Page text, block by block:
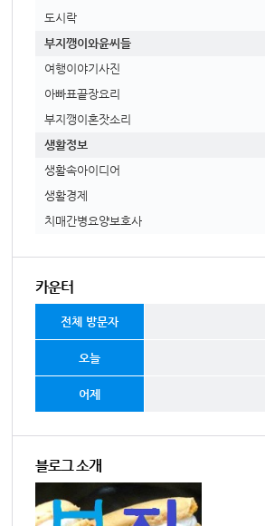
도시락
부지깽이와윤씨들
여행이야기사진
아빠표끝장요리
부지깽이혼잣소리
생활정보
생활속아이디어
생활경제
치매간병요양보호사
카운터
전체 방문자
오늘
어제
블로그 소개